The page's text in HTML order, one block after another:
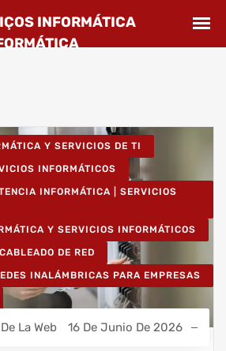
Y SERVICIOS DE TI
INFORMÁTICOS
INFORMÁTICA | SERVICIOS
Y SERVICIOS INFORMÁTICOS
DE RED
INALÁMBRICAS PARA EMPRESAS
La Web 16 De Junio De 2026